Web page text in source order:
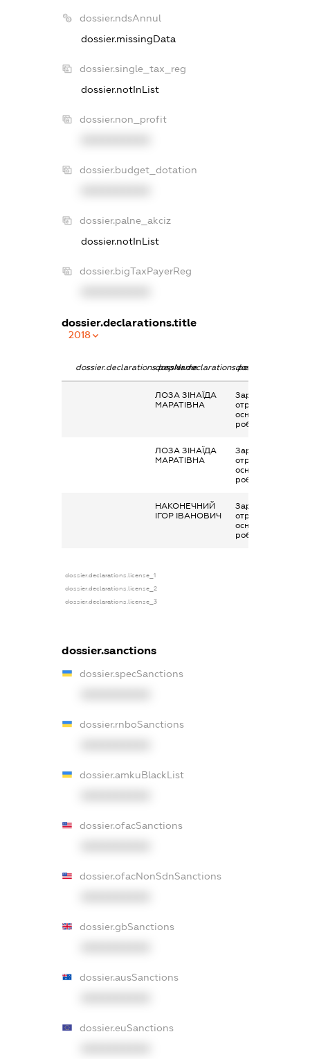
dossier.ndsAnnul
dossier.missingData
dossier.single_tax_reg
dossier.notInList
dossier.non_profit
dossier.budget_dotation
dossier.palne_akciz
dossier.notInList
dossier.bigTaxPayerReg
dossier.declarations.title
2018
dossier.declarations.pepNamedossier.declarations.personName
ЛОЗА ЗІНАЇДА
МАРАТІВНА
Заробітна плата
отримана за
основним місцем
роботи
ЛОЗА ЗІНАЇДА
МАРАТІВНА
Заробітна плата
отримана за
основним місцем
роботи
НАКОНЕЧНИЙ
ІГОР ІВАНОВИЧ
Заробітна плата
отримана за
основним місцем
роботи
dossier.declarations.license_1
dossier.declarations.license_2
dossier.declarations.license_3
dossier.sanctions
dossier.specSanctions
dossier.rnboSanctions
dossier.amkuBlackList
dossier.ofacSanctions
dossier.ofacNonSdnSanctions
dossier.gbSanctions
dossier.ausSanctions
dossier.euSanctions